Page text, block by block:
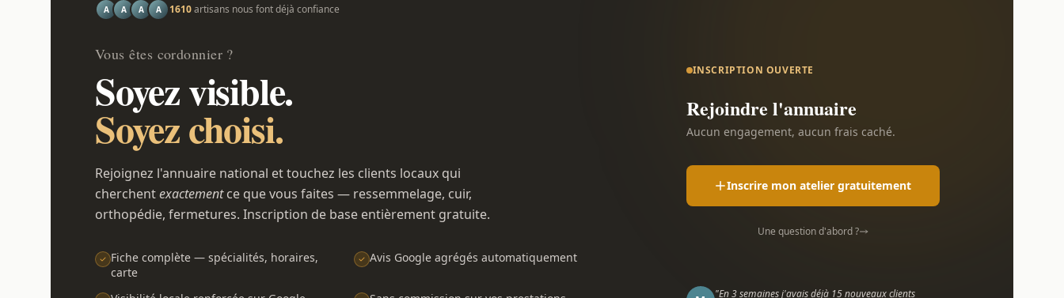
A A A A 1610artisans nous font déjà confiance
Vous êtes cordonnier ?
Soyez visible.
Soyez choisi.
Rejoignez l'annuaire national et touchez les clients locaux qui
cherchentexactementce que vous faites — ressemmelage, cuir,
orthopédie, fermetures. Inscription de base entièrement gratuite.
Fiche complète — spécialités, horaires,
carte
Avis Google agrégés automatiquement
INSCRIPTION OUVERTE
Rejoindre l'annuaire
Aucun engagement, aucun frais caché.
Inscrire mon atelier gratuitement
Une question d'abord ?
"En 3 semaines j'avais déjà 15 nouveaux clients